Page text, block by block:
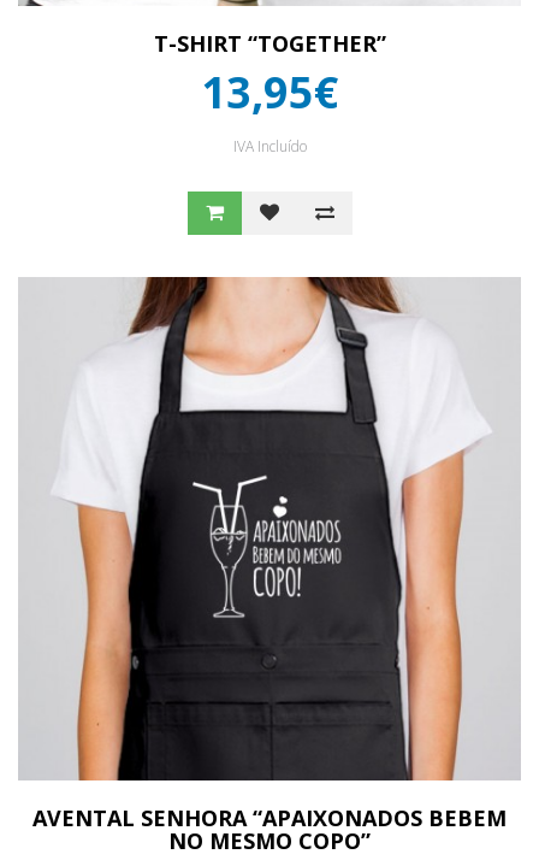
T-SHIRT “TOGETHER”
13,95€
IVA Incluído
AVENTAL SENHORA “APAIXONADOS BEBEM
NO MESMO COPO”